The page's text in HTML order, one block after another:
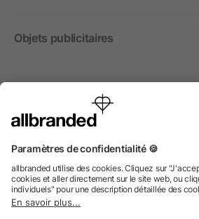
Objets publicitaires
International